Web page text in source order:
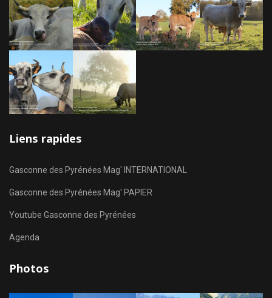
Liens rapides
Gasconne des Pyrénées Mag' INTERNATIONAL
Gasconne des Pyrénées Mag' PAPIER
Youtube Gasconne des Pyrénées
Agenda
Photos